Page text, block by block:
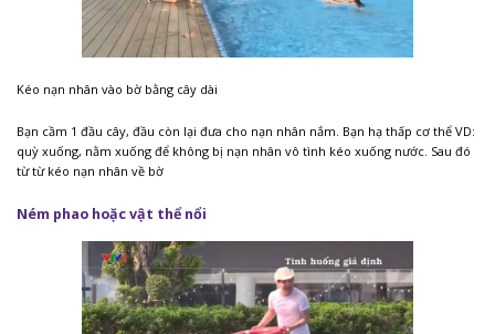
Kéo nạn nhân vào bờ bằng cây dài
Bạn cầm 1 đầu cây, đầu còn lại đưa cho nạn nhân nắm. Bạn hạ thấp cơ thể VD:
quỳ xuống, nằm xuống để không bị nạn nhân vô tình kéo xuống nước. Sau đó
từ từ kéo nạn nhân về bờ
Ném phao hoặc vật thể nổi